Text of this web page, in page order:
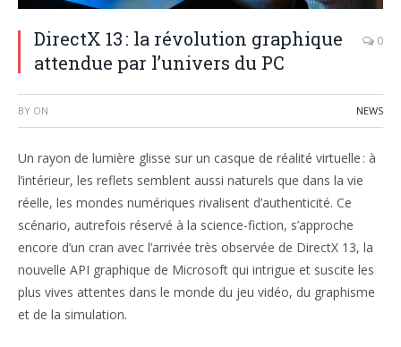
DirectX 13 : la révolution graphique
attendue par l’univers du PC
0
BY ON NEWS
Un rayon de lumière glisse sur un casque de réalité virtuelle : à
l’intérieur, les reflets semblent aussi naturels que dans la vie
réelle, les mondes numériques rivalisent d’authenticité. Ce
scénario, autrefois réservé à la science-fiction, s’approche
encore d’un cran avec l’arrivée très observée de DirectX 13, la
nouvelle API graphique de Microsoft qui intrigue et suscite les
plus vives attentes dans le monde du jeu vidéo, du graphisme
et de la simulation.